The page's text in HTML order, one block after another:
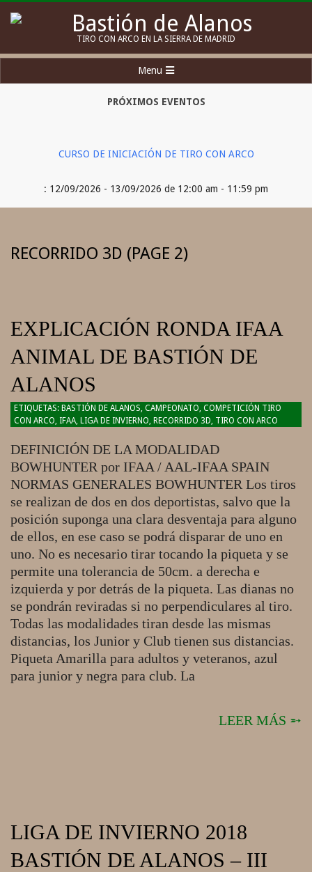
Bastión
de
Alanos
TIRO CON ARCO EN LA SIERRA DE MADRID
Navigation
Menu
PRÓXIMOS EVENTOS
CURSO DE INICIACIÓN DE TIRO CON ARCO
: 12/09/2026 - 13/09/2026 de 12:00 am - 11:59 pm
RECORRIDO 3D (PAGE 2)
EXPLICACIÓN RONDA IFAA
ANIMAL DE BASTIÓN DE
ALANOS
2018-
02-
BASTIÓN DE ALANOS, CAMPEONATO, COMPETICIÓN TIRO
CON ARCO, IFAA, LIGA DE INVIERNO, RECORRIDO 3D, TIRO CON ARCO
DEFINICIÓN DE LA MODALIDAD
BOWHUNTER por IFAA / AAL-IFAA SPAIN
NORMAS GENERALES BOWHUNTER Los tiros
se realizan de dos en dos deportistas, salvo que la
posición suponga una clara desventaja para alguno
de ellos, en ese caso se podrá disparar de uno en
uno. No es necesario tirar tocando la piqueta y se
permite una tolerancia de 50cm. a derecha e
izquierda y por detrás de la piqueta. Las dianas no
se pondrán reviradas si no perpendiculares al tiro.
Todas las modalidades tiran desde las mismas
distancias, los Junior y Club tienen sus distancias.
Piqueta Amarilla para adultos y veteranos, azul
para junior y negra para club. La
LEER MÁS ➵
LIGA DE INVIERNO 2018
BASTIÓN DE ALANOS – III